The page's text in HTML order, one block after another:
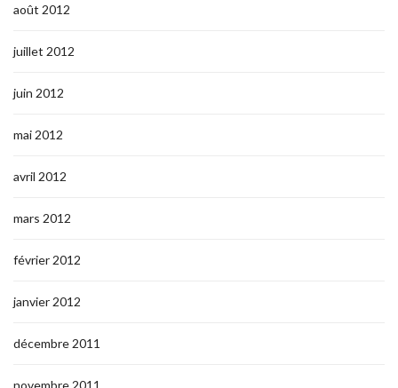
août 2012
juillet 2012
juin 2012
mai 2012
avril 2012
mars 2012
février 2012
janvier 2012
décembre 2011
novembre 2011